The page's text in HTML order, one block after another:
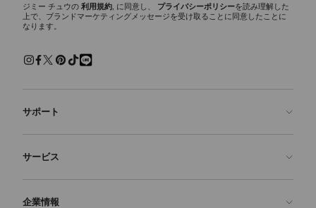
ジミー チュウの 利用規約, に同意し、 プライバシーポリシーを読み理解した
上で、ブランドマーケティングメッセージを受け取ることに同意したことに
なります。
サポート
よくあるご質問
サービス
企業情報